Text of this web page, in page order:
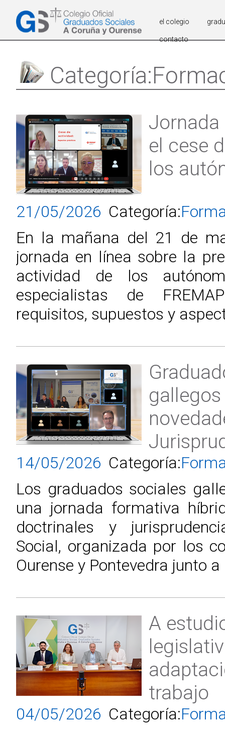
el colegio
contacto
el cese
los
21/05/2026 Categoría:
En la mañana del 21 de
jornada en línea sobre la
actividad de los
especialistas de
requisitos, supuestos y
14/05/2026 Categoría:
Los graduados sociales
una jornada formativa
doctrinales y
Social, organizada por los
Ourense y Pontevedra junto
A
trabajo
04/05/2026 Categoría: